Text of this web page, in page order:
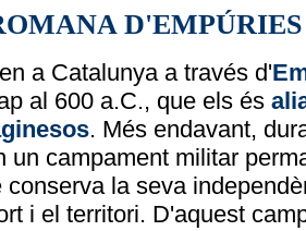
D'EMPÚRIES
a Catalunya a través d'
al 600 a.C., que els és
. Més endavant,
un campament militar
conserva la seva
i el territori. D'aquest